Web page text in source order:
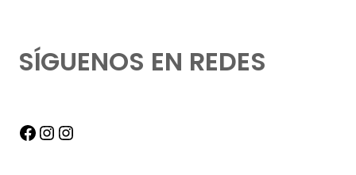
SÍGUENOS EN REDES
Facebook
Instagram
Instagram